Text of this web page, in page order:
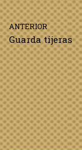
ANTERIOR
Guarda tijeras